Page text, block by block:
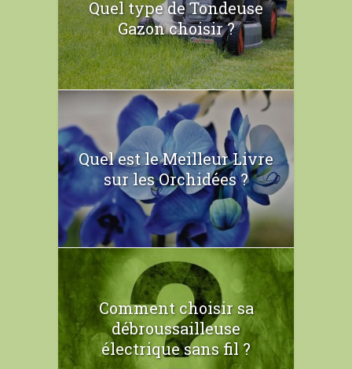
Quel type de Tondeuse
Gazon choisir ?
Quel est le Meilleur Livre
sur les Orchidées ?
Comment choisir sa
débroussailleuse
électrique sans fil ?